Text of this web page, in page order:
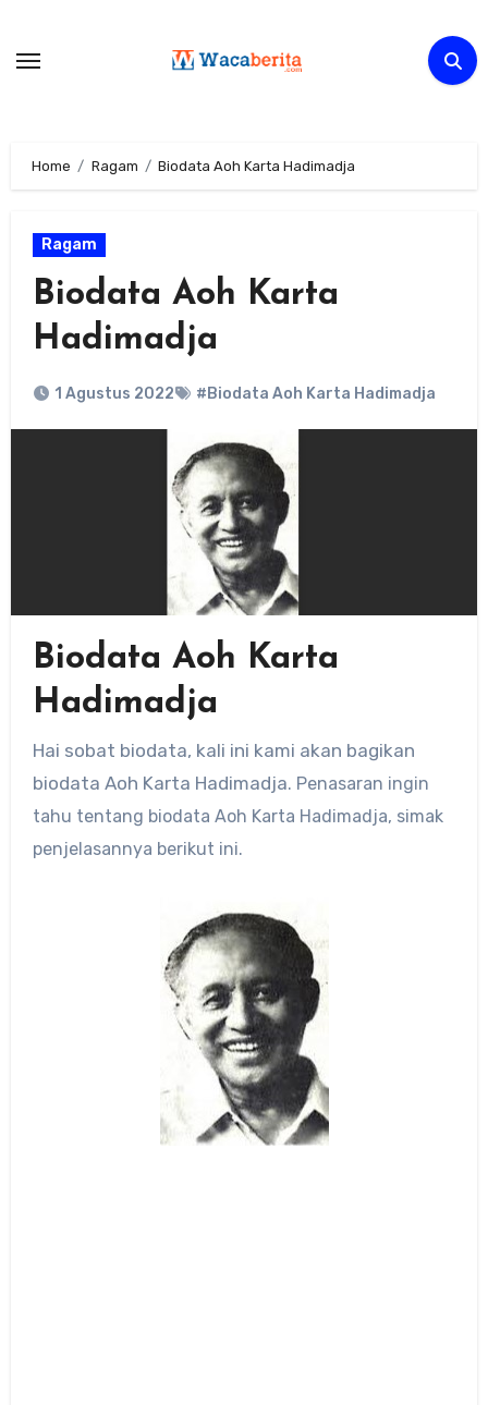
content
Home Ragam Biodata Aoh Karta Hadimadja
Ragam
Biodata Aoh Karta
Hadimadja
1 Agustus 2022 #Biodata Aoh Karta Hadimadja
Biodata Aoh Karta
Hadimadja
Hai sobat biodata, kali ini kami akan bagikan
biodata Aoh Karta Hadimadja. Penasaran ingin
tahu tentang biodata Aoh Karta Hadimadja, simak
penjelasannya berikut ini.